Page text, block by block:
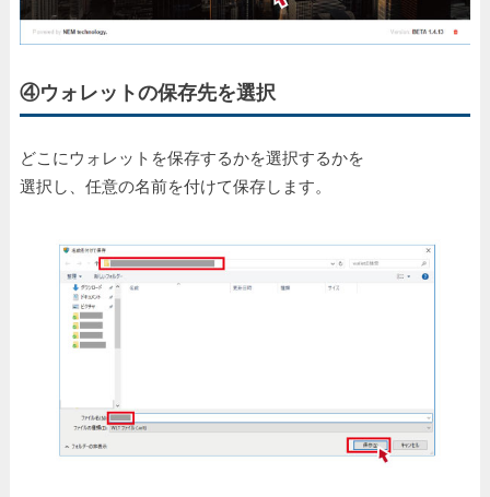
④ウォレットの保存先を選択
どこにウォレットを保存するかを選択するかを
選択し、任意の名前を付けて保存します。